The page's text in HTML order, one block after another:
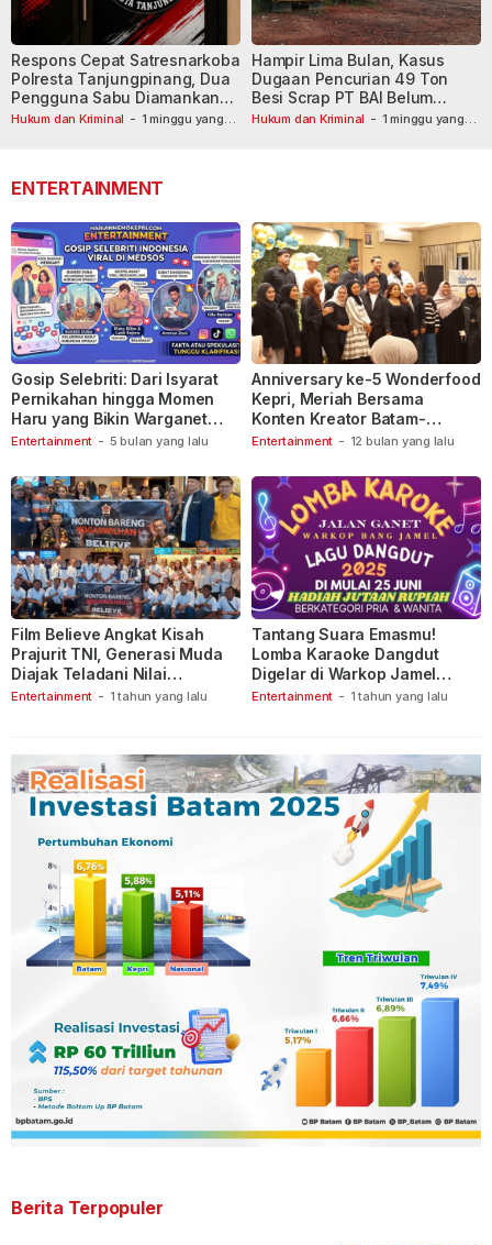
Hukum dan Kriminal - 1 minggu yang
Respons Cepat Satresnarkoba
Polresta Tanjungpinang, Dua
Pengguna Sabu Diamankan
Usai Dilaporkan ke Call Center
Hukum dan Kriminal - 1 minggu yang
Hampir Lima Bulan, Kasus
Dugaan Pencurian 49 Ton
Besi Scrap PT BAI Belum
Tetapkan Tersangka
ENTERTAINMENT
Entertainment - 5 bulan yang lalu
Gosip Selebriti: Dari Isyarat
Pernikahan hingga Momen
Haru yang Bikin Warganet
Berspekulasi
Entertainment - 12 bulan yang lalu
Anniversary ke-5 Wonderfood
Kepri, Meriah Bersama
Konten Kreator Batam-
Tanjungpinang
Entertainment - 1 tahun yang lalu
Film Believe Angkat Kisah
Prajurit TNI, Generasi Muda
Diajak Teladani Nilai
Keberanian
Entertainment - 1 tahun yang lalu
Tantang Suara Emasmu!
Lomba Karaoke Dangdut
Digelar di Warkop Jamel
Ganet
Berita Terpopuler